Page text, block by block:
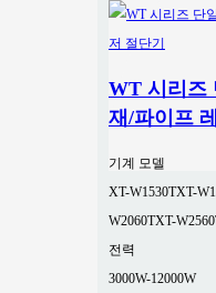
WT 시리즈
재/파이프
기계 모델
XT-W1530TXT-
W2060TXT-
전력
3000W-12000W